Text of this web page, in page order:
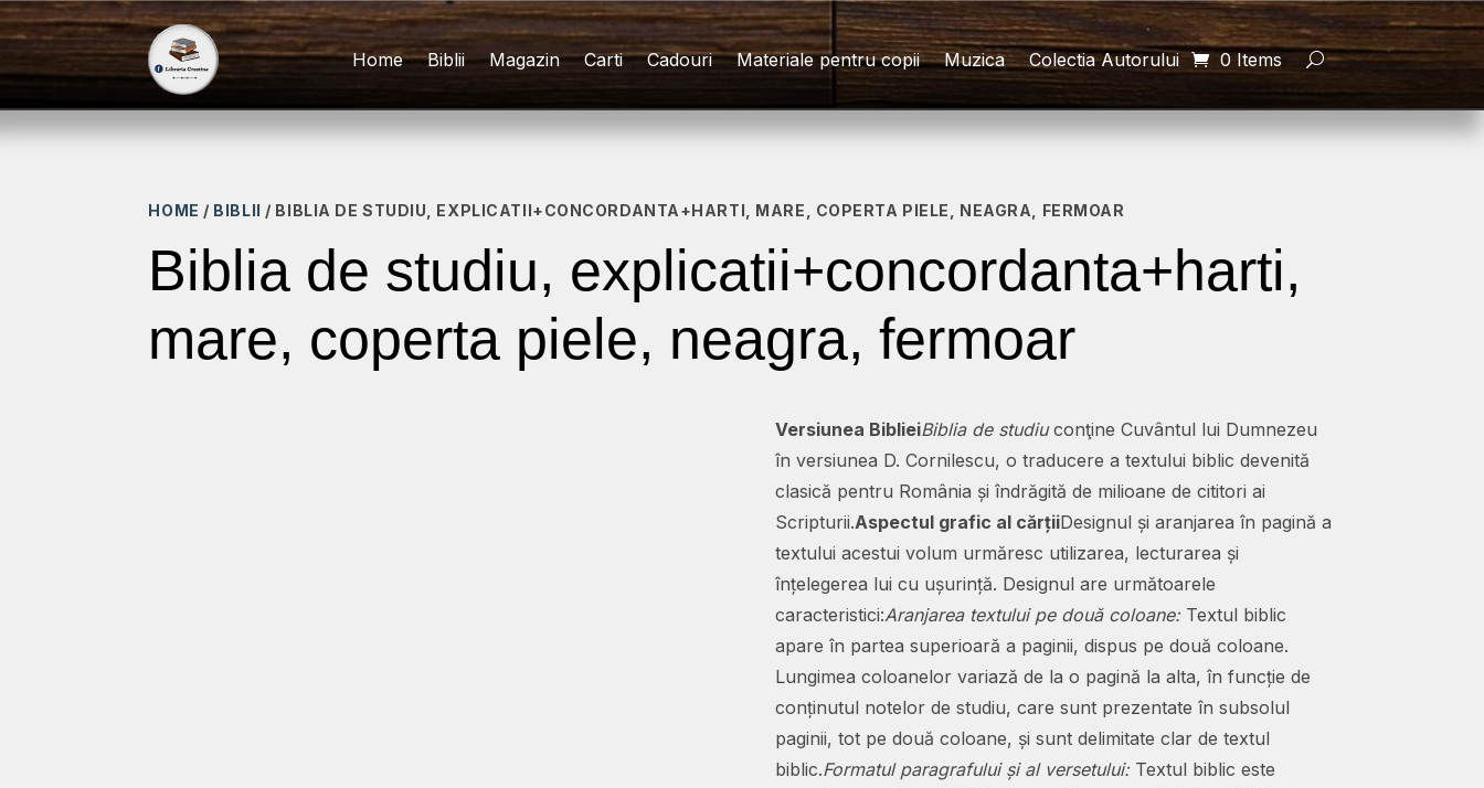
Home Biblii Magazin Carti Cadouri Materiale pentru copii Muzica Colectia Autorului 0 Items
HOME / BIBLII / BIBLIA DE STUDIU, EXPLICATII+CONCORDANTA+HARTI, MARE, COPERTA PIELE, NEAGRA, FERMOAR
Biblia de studiu, explicatii+concordanta+harti,
mare, coperta piele, neagra, fermoar
Versiunea BiblieiBiblia de studiuconţine Cuvântul lui Dumnezeu
în versiunea D. Cornilescu, o traducere a textului biblic devenită
clasică pentru România și îndrăgită de milioane de cititori ai
Scripturii.Aspectul grafic al cărțiiDesignul și aranjarea în pagină a
textului acestui volum urmăresc utilizarea, lecturarea și
înțelegerea lui cu ușurință. Designul are următoarele
caracteristici:Aranjarea textului pe două coloane: Textul biblic
apare în partea superioară a paginii, dispus pe două coloane.
Lungimea coloanelor variază de la o pagină la alta, în funcție de
conținutul notelor de studiu, care sunt prezentate în subsolul
paginii, tot pe două coloane, și sunt delimitate clar de textul
biblic.Formatul paragrafului și al versetului: Textul biblic este